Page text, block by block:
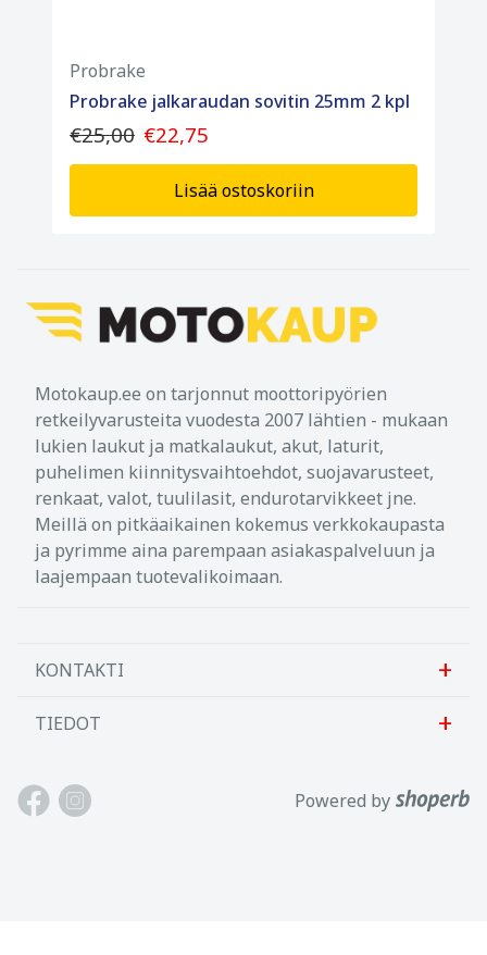
Probrake
Probrake jalkaraudan sovitin 25mm 2 kpl
€25,00 €22,75
Lisää ostoskoriin
Motokaup.ee on tarjonnut moottoripyörien
retkeilyvarusteita vuodesta 2007 lähtien - mukaan
lukien laukut ja matkalaukut, akut, laturit,
puhelimen kiinnitysvaihtoehdot, suojavarusteet,
renkaat, valot, tuulilasit, endurotarvikkeet jne.
Meillä on pitkäaikainen kokemus verkkokaupasta
ja pyrimme aina parempaan asiakaspalveluun ja
laajempaan tuotevalikoimaan.
KONTAKTI
Sanlab OÜ
Harjumaa, 75312, Viro
TIEDOT
Meistä
Ota meihin yhteyttä
Powered by